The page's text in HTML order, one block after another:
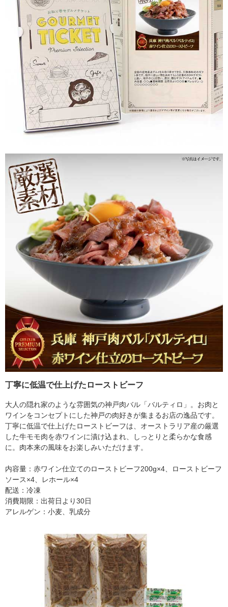
丁寧に低温で仕上げたローストビーフ
大人の隠れ家のような雰囲気の神戸肉バル「バルティロ」。お肉と
ワインをコンセプトにした神戸の肉好きが集まるお店の逸品です。
丁寧に低温で仕上げたローストビーフは、オーストラリア産の厳選
した牛モモ肉を赤ワインに漬け込まれ、しっとりと柔らかな食感
に。肉本来の風味をお楽しみいただけます。
内容量：赤ワイン仕立てのローストビーフ200g×4、ローストビーフ
ソース×4、レホール×4
配送：冷凍
消費期限：出荷日より30日
アレルゲン：小麦、乳成分